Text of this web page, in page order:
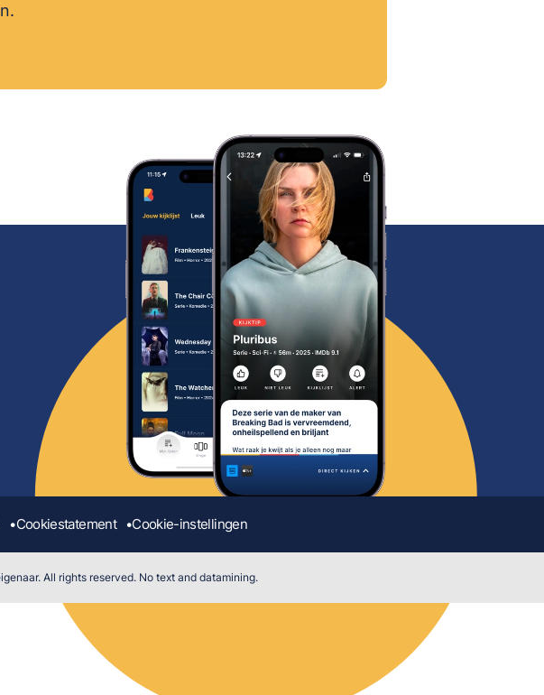
Cookiestatement Cookie-instellingen
All rights reserved. No text and datamining.